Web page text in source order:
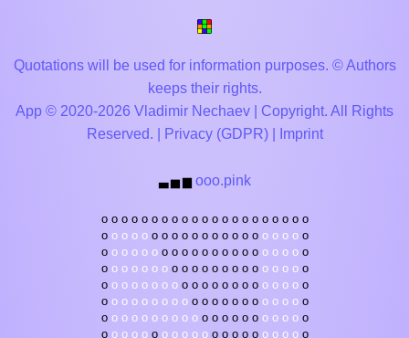
Quotations will be used for information purposes. © Authors
keeps their rights.
App © 2020-2026 Vladimir Nechaev | Copyright. All Rights
Reserved. |
Privacy (GDPR)| Imprint
▃ ▅ ▆ ooo.pink
o o o o o o o o o o o o o o o o o o o o o
o o o o o o o o o o o o o o o o o o o o o
o o o o o o o o o o o o o o o o o o o o o
o o o o o o o o o o o o o o o o o o o o o
o o o o o o o o o o o o o o o o o o o o o
o o o o o o o o o o o o o o o o o o o o o
o o o o o o o o o o o o o o o o o o o o o
o o o o o o o o o o o o o o o o o o o o o